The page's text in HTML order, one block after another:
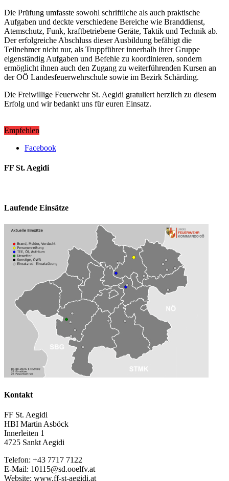
Die Prüfung umfasste sowohl schriftliche als auch praktische
Aufgaben und deckte verschiedene Bereiche wie Branddienst,
Atemschutz, Funk, kraftbetriebene Geräte, Taktik und Technik ab.
Der erfolgreiche Abschluss dieser Ausbildung befähigt die
Teilnehmer nicht nur, als Truppführer innerhalb ihrer Gruppe
eigenständig Aufgaben und Befehle zu koordinieren, sondern
ermöglicht ihnen auch den Zugang zu weiterführenden Kursen an
der OÖ Landesfeuerwehrschule sowie im Bezirk Schärding.
Die Freiwillige Feuerwehr St. Aegidi gratuliert herzlich zu diesem
Erfolg und wir bedankt uns für euren Einsatz.
Empfehlen
Facebook
FF St. Aegidi
Laufende Einsätze
Kontakt
FF St. Aegidi
HBI Martin Asböck
Innerleiten 1
4725 Sankt Aegidi
Telefon: +43 7717 7122
E-Mail: 10115@sd.ooelfv.at
Website: www.ff-st-aegidi.at